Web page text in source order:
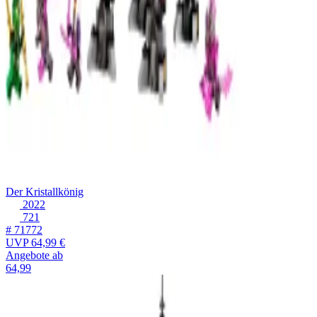
Der Kristallkönig
2022
721
# 71772
UVP64,99 €
Angebote ab
64,99